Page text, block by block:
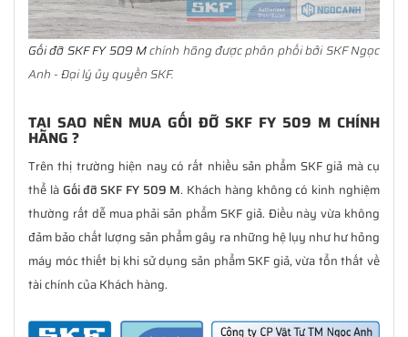
Gối đỡ SKF FY 509 Mchính hãng được phân phối bởi SKF Ngọc
Anh - Đại lý ủy quyền SKF.
TẠI SAO NÊN MUA GỐI ĐỠ SKF FY 509 M CHÍNH
HÃNG ?
Trên thị trường hiện nay có rất nhiều sản phẩm SKF giả mà cụ
thể là Gối đỡ SKF FY 509 M. Khách hàng không có kinh nghiệm
thường rất dễ mua phải sản phẩm SKF giả. Điều này vừa không
đảm bảo chất lượng sản phẩm gây ra những hệ lụy như hư hỏng
máy móc thiết bị khi sử dụng sản phẩm SKF giả, vừa tổn thất về
tài chính của Khách hàng.